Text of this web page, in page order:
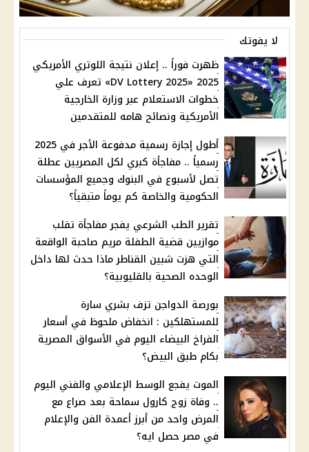
لا يفوتك
ظهرت فوراً .. إعلان نتيجة اللوتري الأمريكي
2025 «DV Lottery 2025» تعرف علي
خطوات الاستعلام عبر وزارة الخارجية
الأمريكية ونصائح هامه للمتقدمين
أطول إجازة رسمية مدفوعة الأجر في 2025
رسمياً .. مفاجأة كبري لكل المصريين عطلة
تصل لأسبوع في البنوك وجميع المؤسسات
الحكومية والخاصة كم يوماً متبقياً؟
تقرير الطب الشرعي يفجر مفاجأة تقلب
موازيين قضية الطفلة مريم صاحبة الواقعة
التي هزت شبين القناطر ماذا حدث لها داخل
الوحده الصحية بالقليوبية؟
بورصة الدواجن تزف بشري سارة
للمستهلكين : انخفاض ملحوظ في أسعار
الفراخ البيضاء اليوم في الأسواق المصرية
بكام طبق البيض؟
الموت يفجع الوسط الإعلامي والفني اليوم
.. وفاة زوج كارول سماحة بعد صراع مع
المرض واحد من أبرز أعمدة الفن والإعلام
في مصر حصل ايه؟